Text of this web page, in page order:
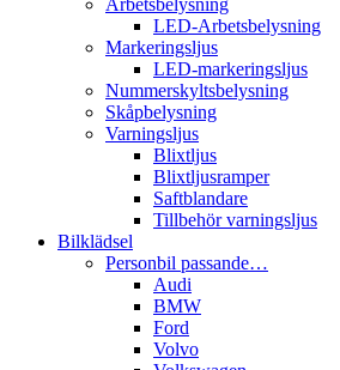
Arbetsbelysning
LED-Arbetsbelysning
Markeringsljus
LED-markeringsljus
Nummerskyltsbelysning
Skåpbelysning
Varningsljus
Blixtljus
Blixtljusramper
Saftblandare
Tillbehör varningsljus
Bilklädsel
Personbil passande…
Audi
BMW
Ford
Volvo